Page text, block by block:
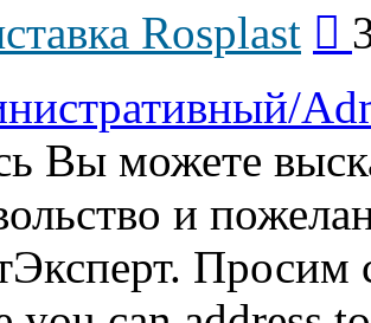
Rosplast
Вы можете
и
Просим